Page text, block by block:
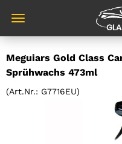
zum
Hauptinhalt
Meguiars Gold Class
Sprühwachs 473ml
(Art.Nr.: G7716EU)